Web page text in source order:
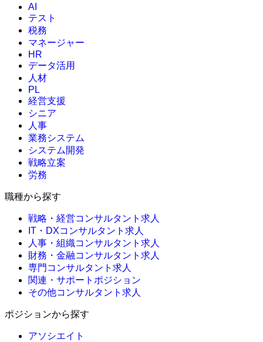
AI
テスト
税務
マネージャー
HR
データ活用
人材
PL
経営支援
シニア
人事
業務システム
システム開発
戦略立案
労務
職種から探す
戦略・経営コンサルタント求人
IT・DXコンサルタント求人
人事・組織コンサルタント求人
財務・金融コンサルタント求人
専門コンサルタント求人
関連・サポートポジション
その他コンサルタント求人
ポジションから探す
アソシエイト